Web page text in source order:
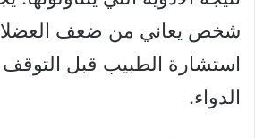
شخص يعاني من ضعف
استشارة الطبيب قبل
الدواء.